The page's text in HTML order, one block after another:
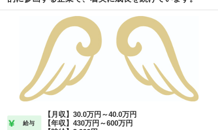
給与
【月収】30.0万円～40.0万円
【年収】430万円～600万円